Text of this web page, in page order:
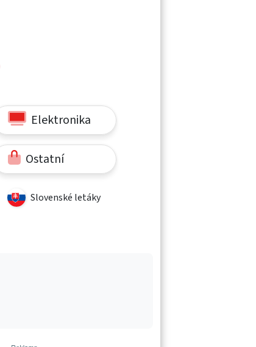
Elektronika
Ostatní
Slovenské letáky